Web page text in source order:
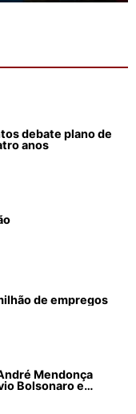
debate plano de
anos
de empregos
Mendonça
Bolsonaro e